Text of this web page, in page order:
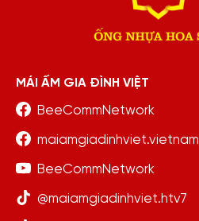
MÁI ẤM GIA ĐÌNH VIỆT
BeeCommNetwork
maiamgiadinhviet.vietnam
BeeCommNetwork
@maiamgiadinhviet.htv7